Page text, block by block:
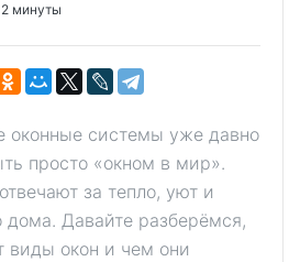
2 минуты
оконные системы уже давно
просто «окном в мир».
за тепло, уют и
дома. Давайте разберёмся,
виды окон и чем они